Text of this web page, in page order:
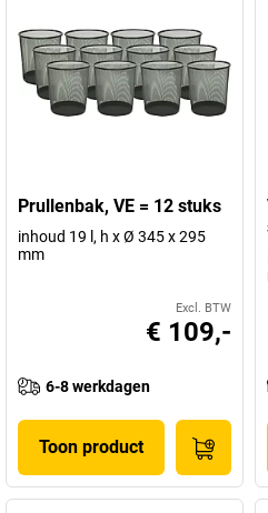
Prullenbak, VE = 12 stuks
inhoud 19 l, h x Ø 345 x 295
mm
Excl. BTW
€ 109,-
6-8 werkdagen
Toon product